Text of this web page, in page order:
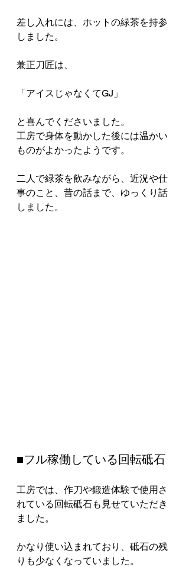
差し入れには、ホットの緑茶を持参
しました。
兼正刀匠は、
「アイスじゃなくてGJ」
と喜んでくださいました。
工房で身体を動かした後には温かい
ものがよかったようです。
二人で緑茶を飲みながら、近況や仕
事のこと、昔の話まで、ゆっくり話
しました。
■フル稼働している回転砥石
工房では、作刀や鍛造体験で使用さ
れている回転砥石も見せていただき
ました。
かなり使い込まれており、砥石の残
りも少なくなっていました。